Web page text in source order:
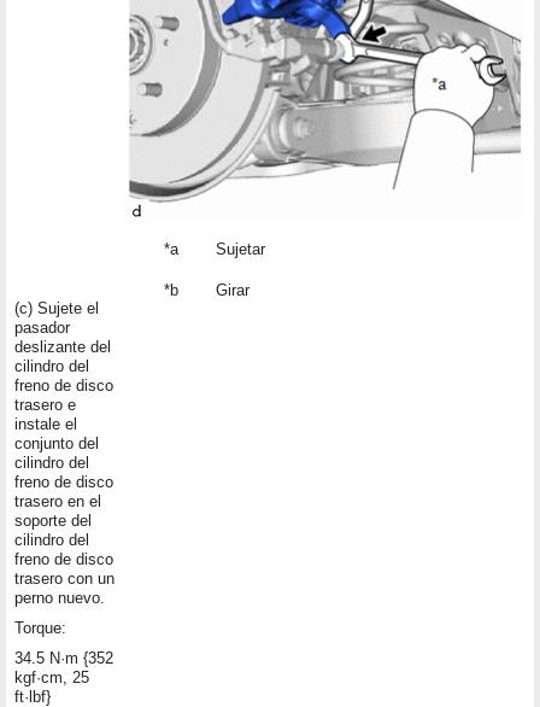
(c) Sujete el
pasador
deslizante del
cilindro del
freno de disco
trasero e
instale el
conjunto del
cilindro del
freno de disco
trasero en el
soporte del
cilindro del
freno de disco
trasero con un
perno nuevo.
Torque:
34.5 N·m {352
kgf·cm, 25
ft·lbf}
*a Sujetar
*b Girar